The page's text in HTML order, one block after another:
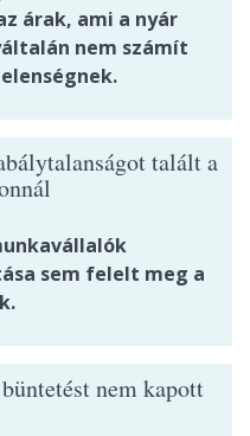
árak, ami a nyár
nem számít
talált a
sem felelt meg a
nem kapott